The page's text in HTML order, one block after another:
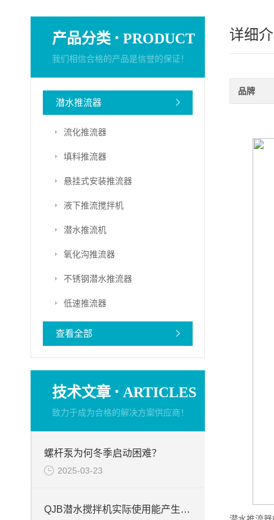
产品分类 · PRODUCT
我们相信合格的产品是信誉的保证！
潜水推流器
流化推流器
填料推流器
悬挂式安装推流器
液下推流搅拌机
潜水推流机
氧化沟推流器
不锈钢潜水推流器
低速推流器
查看全部
技术文章 · ARTICLES
致力于成为合格的解决方案供应商！
螺杆泵为何冬季启动困难？
2025-03-23
QJB潜水搅拌机实际使用能产生的作用
详细
品牌